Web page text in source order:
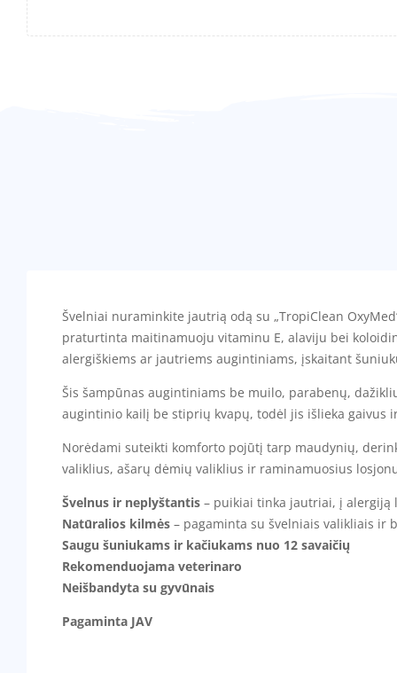
Švelniai nuraminkite jautrią odą su „TropiClean
praturtinta maitinamuoju vitaminu E, alaviju bei
alergiškiems ar jautriems augintiniams, įskaitant
Šis šampūnas augintiniams be muilo, parabenų,
augintinio kailį be stiprių kvapų, todėl jis išlieka gaivus
Norėdami suteikti komforto pojūtį tarp maudynių,
valiklius, ašarų dėmių valiklius ir raminamuosius
Švelnus ir neplyštantis – puikiai tinka jautriai, į alergiją
Natūralios kilmės – pagaminta su švelniais valikliais ir
Saugu šuniukams ir kačiukams nuo 12 savaičių
Rekomenduojama veterinaro
Neišbandyta su gyvūnais
Pagaminta JAV